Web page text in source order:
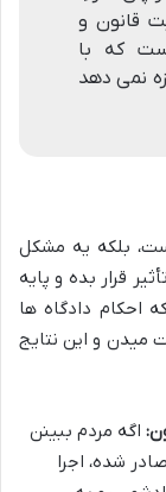
قانون و
که با
نمی دهد
بلکه یه مشکل
قرار بده و پایه
احکام دادگاه ها
میدن و این نتایج
اگه مردم ببینن
شده، اجرا